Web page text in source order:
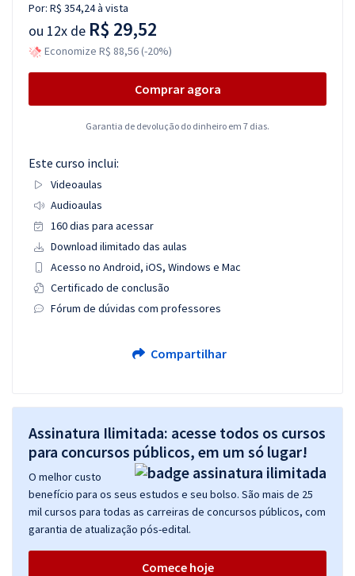
Por: R$ 354,24à vista
ou 12x de R$ 29,52
Economize R$ 88,56 (-20%)
Comprar agora
Garantia de devolução do dinheiro em 7 dias.
Este curso inclui:
Videoaulas
Audioaulas
160 dias para acessar
Download ilimitado das aulas
Acesso no Android, iOS, Windows e Mac
Certificado de conclusão
Fórum de dúvidas com professores
Compartilhar
Assinatura Ilimitada: acesse todos os cursos
para concursos públicos, em um só lugar!
O melhor custo
benefício para os seus estudos e seu bolso. São mais de 25
mil cursos para todas as carreiras de concursos públicos, com
garantia de atualização pós-edital.
Comece hoje